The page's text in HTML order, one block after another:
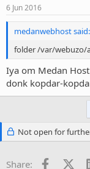
6 Jun 2016
medanwebhost said:
folder /var/webuzo/
Iya om Medan
donk kopdar-
Not open for
Share: X